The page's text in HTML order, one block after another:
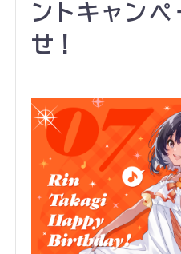
ントキャン
せ！